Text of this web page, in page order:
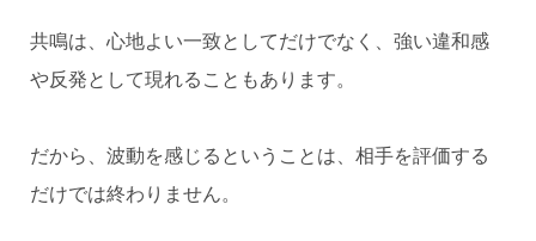
共鳴は、心地よい一致としてだけでなく、強い違和感
や反発として現れることもあります。
だから、波動を感じるということは、相手を評価する
だけでは終わりません。